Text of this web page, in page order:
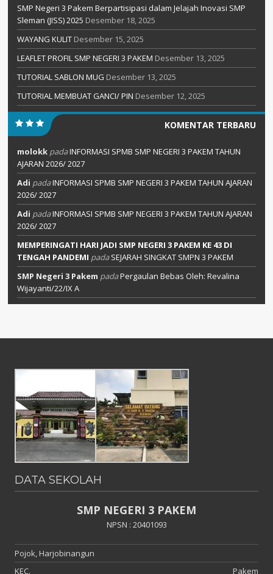
SMP Negeri 3 Pakem Berpartisipasi dalam Jelajah Inovasi SMP
Sleman (JISS) 2025 Desember 18, 2025
WAYANG KULIT Desember 15, 2025
LEAFLET PROFIL SMP NEGERI 3 PAKEM Desember 13, 2025
TUTORIAL SABLON MUG Desember 13, 2025
TUTORIAL MEMBUAT GANCI/ PIN Desember 12, 2025
KOMENTAR TERBARU
molokk padaINFORMASI SPMB SMP NEGERI 3 PAKEM TAHUN
AJARAN 2026/ 2027
Adi padaINFORMASI SPMB SMP NEGERI 3 PAKEM TAHUN AJARAN
2026/ 2027
Adi padaINFORMASI SPMB SMP NEGERI 3 PAKEM TAHUN AJARAN
2026/ 2027
MEMPERINGATI HARI JADI SMP NEGERI 3 PAKEM KE 43 DI
TENGAH PANDEMI padaSEJARAH SINGKAT SMPN 3 PAKEM
SMP Negeri 3 Pakem padaPergaulan Bebas Oleh: Revalina
Wijayanti/22/IX A
DATA SEKOLAH
SMP NEGERI 3 PAKEM
NPSN : 20401093
Pojok, Harjobinangun
KEC.
Pakem